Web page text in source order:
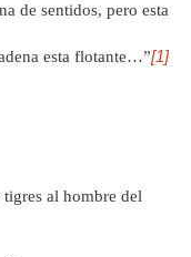
de sentidos, pero esta
esta flotante…”[1]
al hombre del